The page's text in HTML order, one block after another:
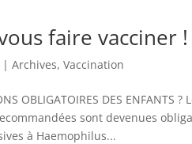
faire vacciner !
|Archives,Vaccination
OBLIGATOIRES DES
sont devenues
à Haemophilus...